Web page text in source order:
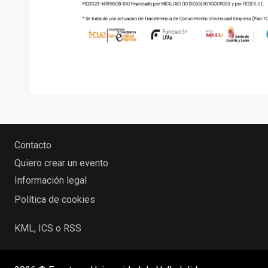
Contacto
Quiero crear un evento
Información legal
Política de cookies
KML, ICS o RSS